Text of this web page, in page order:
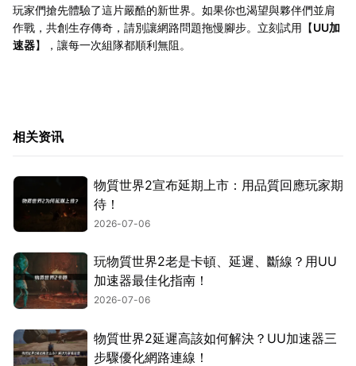
玩家們搶先體驗了這片嚴酷的新世界。如果你也渴望與夥伴們並肩
作戰，共創生存傳奇，請別讓網路問題拖慢腳步。立刻試用【UU加
速器】，讓每一次組隊都順利無阻。
相关资讯
物質世界2宣布延期上市：用品質回應玩家期
待！
2026-07-06
玩物質世界2老是卡頓、延遲、斷線？用UU
加速器最佳化指南！
2026-07-06
物質世界2延遲高該如何解決？UU加速器三
步驟優化網路連線！